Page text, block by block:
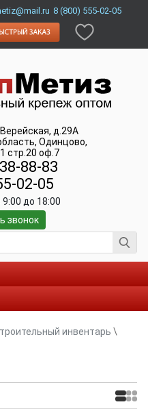
8 (800) 555-02-05
д.29А
Одинцово,
стр.20 оф.7
88-83
02-05
до 18:00
звонок
инвентарь \